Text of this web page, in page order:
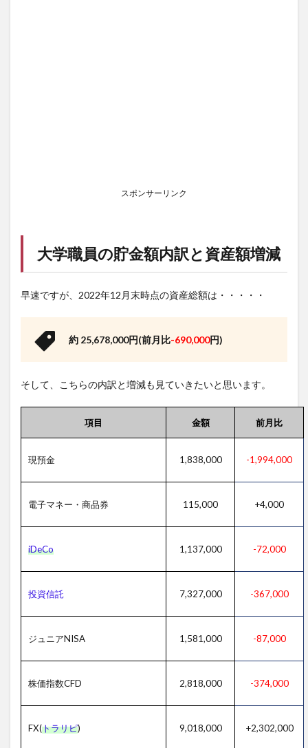
スポンサーリンク
大学職員の貯金額内訳と資産額増減
早速ですが、2022年12月末時点の資産総額は・・・・・
約 25,678,000円(前月比-690,000円)
そして、こちらの内訳と増減も見ていきたいと思います。
項目 金額 前月比
現預金 1,838,000 -1,994,000
電子マネー・商品券 115,000 +4,000
iDeCo 1,137,000 -72,000
投資信託 7,327,000 -367,000
ジュニアNISA 1,581,000 -87,000
株価指数CFD 2,818,000 -374,000
FX(トラリピ) 9,018,000 +2,302,000